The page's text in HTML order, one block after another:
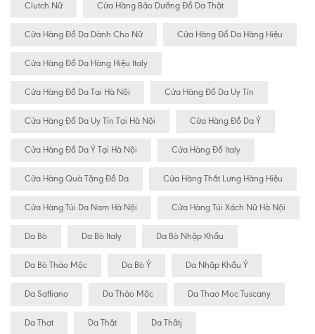
Clutch Nữ Cửa Hàng Bảo Dưỡng Đồ Da Thật
Cửa Hàng Đồ Da Dành Cho Nữ Cửa Hàng Đồ Da Hàng Hiệu
Cửa Hàng Đồ Da Hàng Hiệu Italy
Cửa Hàng Đồ Da Tại Hà Nội Cửa Hàng Đồ Da Uy Tín
Cửa Hàng Đồ Da Uy Tín Tại Hà Nội Cửa Hàng Đồ Da Ý
Cửa Hàng Đồ Da Ý Tại Hà Nội Cửa Hàng Đồ Italy
Cửa Hàng Quà Tặng Đồ Da Cửa Hàng Thắt Lưng Hàng Hiệu
Cửa Hàng Túi Da Nam Hà Nội Cửa Hàng Túi Xách Nữ Hà Nội
Da Bò Da Bò Italy Da Bò Nhập Khẩu
Da Bò Thảo Mộc Da Bò Ý Da Nhập Khẩu Ý
Da Saffiano Da Thảo Mộc Da Thao Moc Tuscany
Da That Da Thật Da Thâtj